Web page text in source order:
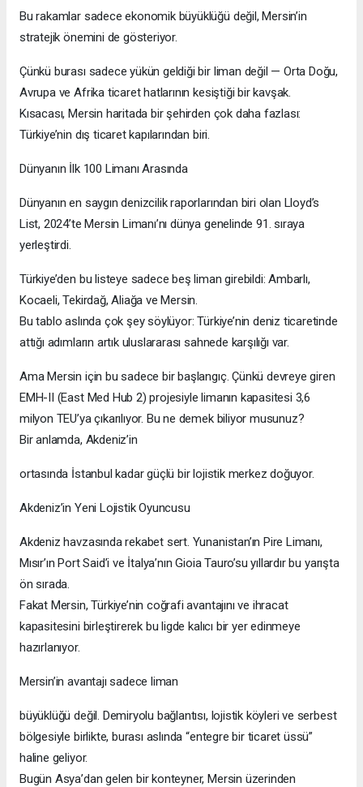
Bu rakamlar sadece ekonomik büyüklüğü değil, Mersin’in
stratejik önemini de gösteriyor.
Çünkü burası sadece yükün geldiği bir liman değil — Orta Doğu,
Avrupa ve Afrika ticaret hatlarının kesiştiği bir kavşak.
Kısacası, Mersin haritada bir şehirden çok daha fazlası:
Türkiye’nin dış ticaret kapılarından biri.
Dünyanın İlk 100 Limanı Arasında
Dünyanın en saygın denizcilik raporlarından biri olan Lloyd’s
List, 2024’te Mersin Limanı’nı dünya genelinde 91. sıraya
yerleştirdi.
Türkiye’den bu listeye sadece beş liman girebildi: Ambarlı,
Kocaeli, Tekirdağ, Aliağa ve Mersin.
Bu tablo aslında çok şey söylüyor: Türkiye’nin deniz ticaretinde
attığı adımların artık uluslararası sahnede karşılığı var.
Ama Mersin için bu sadece bir başlangıç. Çünkü devreye giren
EMH-II (East Med Hub 2) projesiyle limanın kapasitesi 3,6
milyon TEU’ya çıkarılıyor. Bu ne demek biliyor musunuz?
Bir anlamda, Akdeniz’in
ortasında İstanbul kadar güçlü bir lojistik merkez doğuyor.
Akdeniz’in Yeni Lojistik Oyuncusu
Akdeniz havzasında rekabet sert. Yunanistan’ın Pire Limanı,
Mısır’ın Port Said’i ve İtalya’nın Gioia Tauro’su yıllardır bu yarışta
ön sırada.
Fakat Mersin, Türkiye’nin coğrafi avantajını ve ihracat
kapasitesini birleştirerek bu ligde kalıcı bir yer edinmeye
hazırlanıyor.
Mersin’in avantajı sadece liman
büyüklüğü değil. Demiryolu bağlantısı, lojistik köyleri ve serbest
bölgesiyle birlikte, burası aslında “entegre bir ticaret üssü”
haline geliyor.
Bugün Asya’dan gelen bir konteyner, Mersin üzerinden